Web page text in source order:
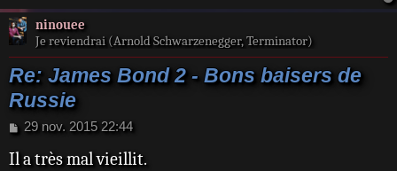
ninouee
Je reviendrai (Arnold Schwarzenegger, Terminator)
Re: James Bond 2 - Bons baisers de
Russie
M
s
29 nov. 2015 22:44
Il a très mal vieillit.